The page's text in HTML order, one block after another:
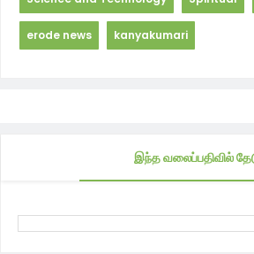
erode news kanyakumari
இந்த வலைப்பதிவில்